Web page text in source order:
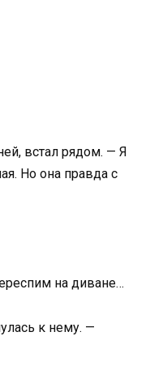
встал рядом. — Я
Но она правда с
на диване…
к нему. —